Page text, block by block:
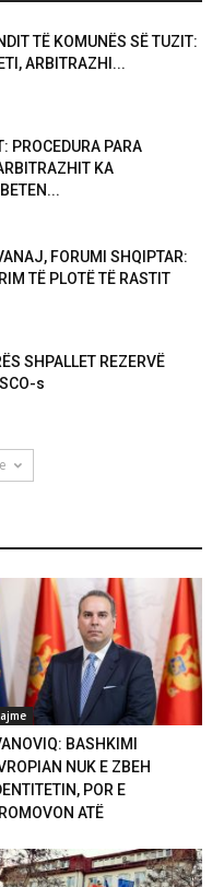
TË KOMUNËS SË TUZIT:
ARBITRAZHI...
PROCEDURA PARA
KA
FORUMI SHQIPTAR:
TË PLOTË TË RASTIT
SHPALLET REZERVË
s
BASHKIMI
NUK E ZBEH
POR E
ATË